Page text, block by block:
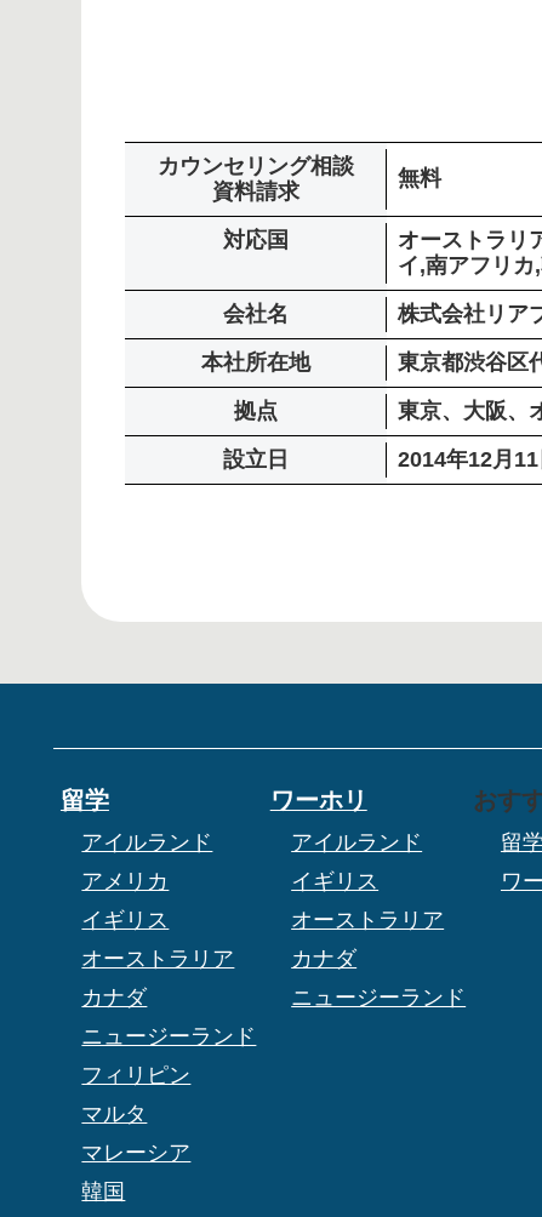
カウンセリング相談
資料請求
無料
対応国
オーストラリ
イ,南アフリカ
会社名
株式会社リア
本社所在地
東京都渋谷区
拠点
東京、大阪、
設立日
2014年12月11
留学
アイルランド
アメリカ
イギリス
オーストラリア
カナダ
ニュージーランド
フィリピン
マルタ
マレーシア
韓国
ワーホリ
アイルランド
イギリス
オーストラリア
カナダ
ニュージーランド
おす
留
ワ